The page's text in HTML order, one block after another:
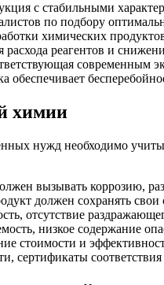
с стабильными
по подбору
химических
расхода реагентов и
современным
обеспечивает
химии
нужд необходимо
вызывать коррозию,
должен сохранять
отсутствие
низкое содержание
стоимости и
сертификаты